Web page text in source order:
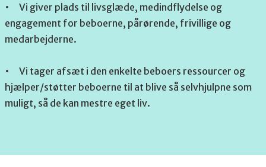
•
Vi giver plads til livsglæde, medindflydelse og
engagement for beboerne, pårørende, frivillige og
medarbejderne.
•
Vi tager afsæt i den enkelte beboers ressourcer og
hjælper/støtter beboerne til at blive så selvhjulpne som
muligt, så de kan mestre eget liv.